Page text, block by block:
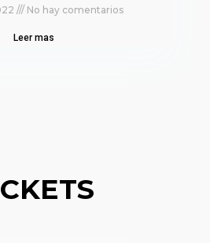
No hay comentarios
Leer mas